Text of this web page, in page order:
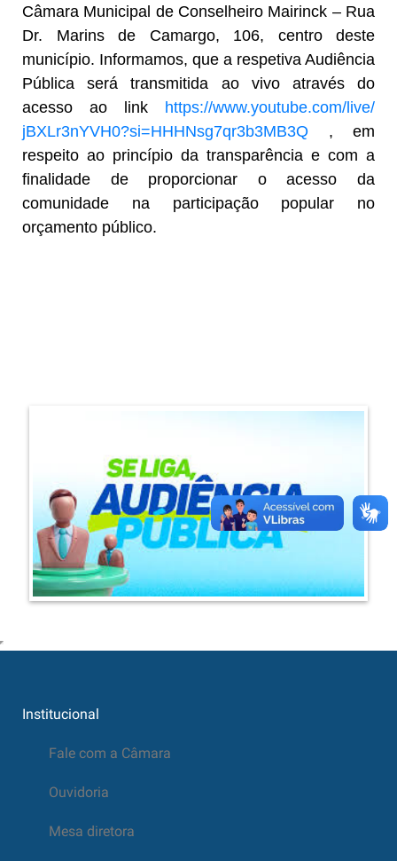
Câmara Municipal de Conselheiro Mairinck – Rua
Dr. Marins de Camargo, 106, centro deste
município. Informamos, que a respetiva Audiência
Pública será transmitida ao vivo através do
acesso ao link https://www.youtube.com/live/
jBXLr3nYVH0?si=HHHNsg7qr3b3MB3Q , em
respeito ao princípio da transparência e com a
finalidade de proporcionar o acesso da
comunidade na participação popular no
orçamento público.
Institucional
Fale com a Câmara
Ouvidoria
Mesa diretora